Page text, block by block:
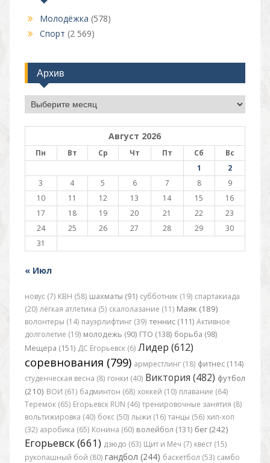
Молодёжка (578)
Спорт (2 569)
Архив
Архив
Август 2026
Пн Вт Ср Чт Пт Сб
Вс
1
2
3
4 5 6 7 8
9
10
11 12 13 14 15
16
17
18 19 20 21 22
23
24
25 26 27 28 29
30
31
« Июл
новус (7) КВН (58) шахматы (91) субботник (19) спартакиада
(20) лёгкая атлетика (5) скалолазание (11) Маяк (189)
волонтеры (14) пауэрлифтинг (39) теннис (111) Активное
долголетие (19) молодежь (90) ГТО (138) борьба (98)
Мещера (151) ДС Егорьевск (6) Лидер (612)
соревнования (799) армрестлинг (18) фитнес (114)
студенческая весна (8) гонки (40) Виктория (482) футбол
(210) ВОИ (61) бадминтон (68) хоккей (10) плавание (64)
Теремок (65) Егорьевск RUN (46) тренировочные занятия (8)
вольтижировка (40) бокс (50) лыжи (16) танцы (56) хип-хоп
(32) аэробика (65) Конина (60) волейбол (131) бег (242)
Егорьевск (661) дзюдо (63) Щит и Меч (7) квест (15)
рукопашный бой (80) гандбол (244) баскетбол (53) самбо